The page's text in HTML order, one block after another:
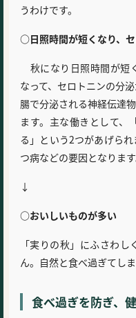
うわけです。
○日照時間が短くなり、
秋になり日照時間が短
なって、セロトニンの分
腸で分泌される神経伝達
ます。主な働きとして、
る」という2つがあげら
つ病などの要因となります
↓
○おいしいものが多い
「実りの秋」にふさわ
ん。自然と食べ過ぎてし
食べ過ぎを防ぎ、